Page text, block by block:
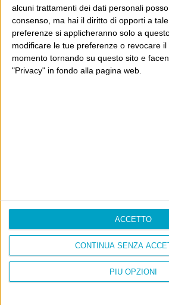
alcuni trattamenti dei dati personali
consenso, ma hai il diritto di opporti a
preferenze si applicheranno solo a
modificare le tue preferenze o revocare
momento tornando su questo sito e
"Privacy" in fondo alla pagina web.
PIÙ OPZIONI
CONTINUA SENZA
ACCETTO
Con due pistole caricate a salve e un
Cinquantaquattro contro quarantasei
Ultimi articoli
La sinistra de coccio
A chi pensi, quando senti dire “patrimoniale”?